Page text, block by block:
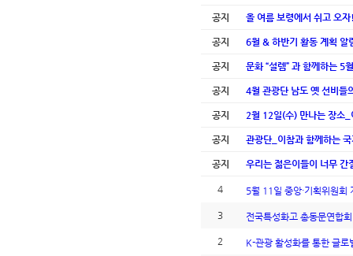
공지 올 여름 보령에서 쉬고 오
공지 6월 & 하반기 활동 계획 알
공지 문화 “설렘” 과 함께하는 5
공지 4월 관광단 남도 옛 선비들
공지 2월 12일(수) 만나는 장소
공지 관광단_이참과 함께하는
공지 우리는 젊은이들이 너무
4 5월 11일 중앙·기획위원회
3 전국특성화고 총동문연합
2 K-관광 활성화를 통한 글